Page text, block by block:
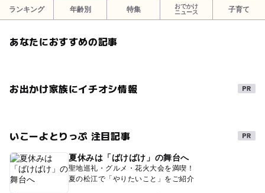
ランキング 年齢別 特集
おでかけ
ニュース
子育て
あなたにおすすめの記事
お出かけ家族にイチオシ情報
いこーよとりっぷ 注目記事
夏休みは「ばけばけ」の舞台へ
聖地巡礼・グルメ・花火大会を満喫！
夏の松江で「やりたいこと」をご紹介